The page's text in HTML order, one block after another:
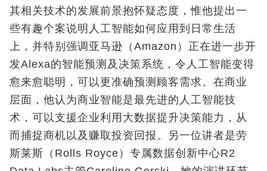
其相关技术的发展前景抱怀疑态度，惟他提出一
些有趣个案说明人工智能如何应用到日常生活
上，并特别强调亚马逊（Amazon）正在进一步开
发Alexa的智能预测及决策系统，令人工智能变得
愈来愈聪明，可以更准确预测顾客需求。在商业
层面，他认为商业智能是最先进的人工智能技
术，可以支援企业利用大数据提升决策能力，从
而捕捉商机以及赚取投资回报。另一位讲者是劳
斯莱斯（Rolls Royce）专属数据创新中心R2